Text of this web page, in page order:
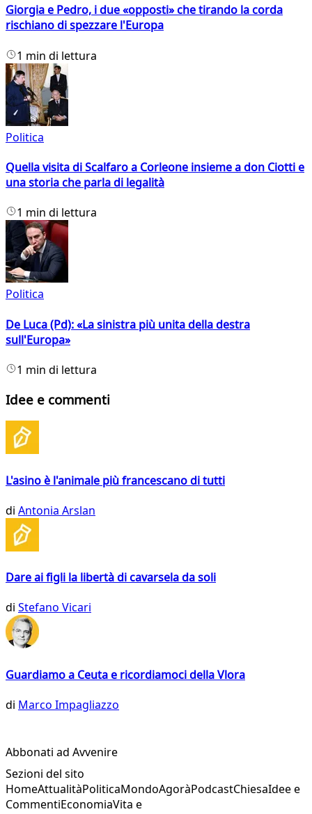
Giorgia e Pedro, i due «opposti» che tirando la corda
rischiano di spezzare l'Europa
1 min di lettura
Politica
Quella visita di Scalfaro a Corleone insieme a don Ciotti e
una storia che parla di legalità
1 min di lettura
Politica
De Luca (Pd): «La sinistra più unita della destra
sull'Europa»
1 min di lettura
Idee e commenti
L'asino è l'animale più francescano di tutti
di Antonia Arslan
Dare ai figli la libertà di cavarsela da soli
di Stefano Vicari
Guardiamo a Ceuta e ricordiamoci della Vlora
di Marco Impagliazzo
Abbonati ad Avvenire
Sezioni del sito
HomeAttualitàPoliticaMondoAgoràPodcastChiesaIdee e
CommentiEconomiaVita e